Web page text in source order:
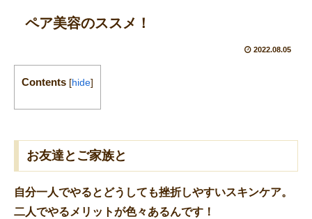
ペア美容のススメ！
2022.08.05
Contents [hide]
お友達とご家族と
自分一人でやるとどうしても挫折しやすいスキンケア。
二人でやるメリットが色々あるんです！